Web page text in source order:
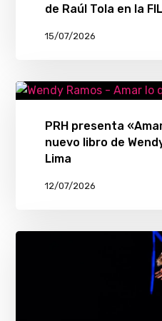
de Raúl Tola en la
15/07/2026
PRH presenta
nuevo libro de
Lima
12/07/2026